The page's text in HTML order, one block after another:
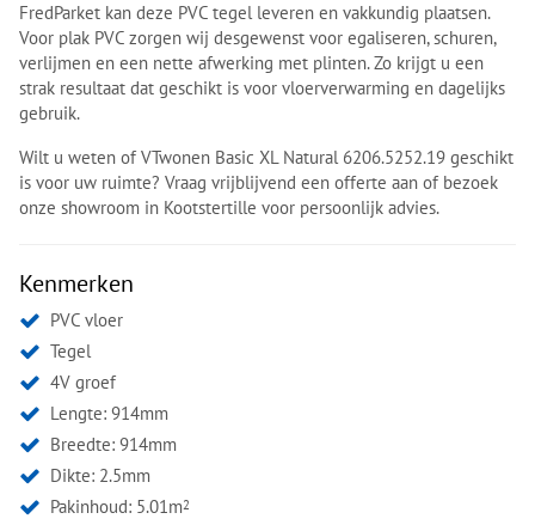
FredParket kan deze PVC tegel leveren en vakkundig plaatsen.
Voor plak PVC zorgen wij desgewenst voor egaliseren, schuren,
verlijmen en een nette afwerking met plinten. Zo krijgt u een
strak resultaat dat geschikt is voor vloerverwarming en dagelijks
gebruik.
Wilt u weten of VTwonen Basic XL Natural 6206.5252.19 geschikt
is voor uw ruimte? Vraag vrijblijvend een offerte aan of bezoek
onze showroom in Kootstertille voor persoonlijk advies.
Kenmerken
PVC vloer
Tegel
4V groef
Lengte: 914mm
Breedte: 914mm
Dikte: 2.5mm
Pakinhoud: 5.01m2